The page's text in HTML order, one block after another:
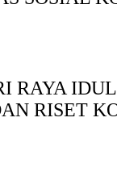
RAYA
RISET